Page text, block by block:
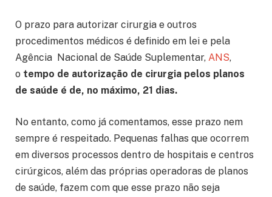
O prazo para autorizar cirurgia e outros
procedimentos médicos é definido em lei e pela
Agência Nacional de Saúde Suplementar, ANS,
o tempo de autorização de cirurgia pelos planos
de saúde é de, no máximo, 21 dias.
No entanto, como já comentamos, esse prazo nem
sempre é respeitado. Pequenas falhas que ocorrem
em diversos processos dentro de hospitais e centros
cirúrgicos, além das próprias operadoras de planos
de saúde, fazem com que esse prazo não seja